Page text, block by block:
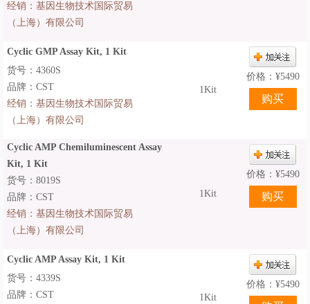
经销： 基因生物技术国际贸易
（上海）有限公司
Cyclic GMP Assay Kit, 1 Kit
1Kit
价格： ¥5490
货号：4360S
品牌：CST
经销： 基因生物技术国际贸易
（上海）有限公司
Cyclic AMP Chemiluminescent Assay
Kit, 1 Kit
1Kit
价格： ¥5490
货号：8019S
品牌：CST
经销： 基因生物技术国际贸易
（上海）有限公司
Cyclic AMP Assay Kit, 1 Kit
1Kit
价格： ¥5490
货号：4339S
品牌：CST